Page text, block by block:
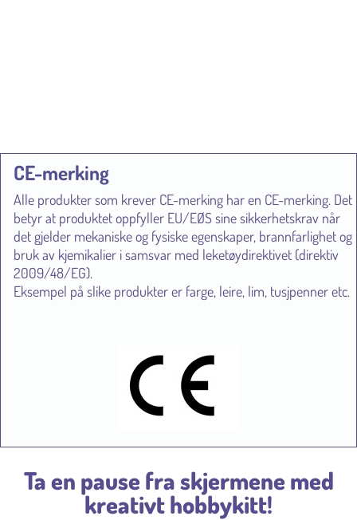
CE-merking
Alle produkter som krever CE-merking har en CE-merking. Det
betyr at produktet oppfyller EU/EØS sine sikkerhetskrav når
det gjelder mekaniske og fysiske egenskaper, brannfarlighet og
bruk av kjemikalier i samsvar med leketøydirektivet (direktiv
2009/48/EG).
Eksempel på slike produkter er farge, leire, lim, tusjpenner etc.
Ta en pause fra skjermene med
kreativt hobbykitt!